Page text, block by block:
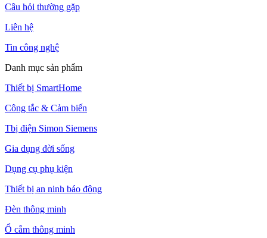
Câu hỏi thường gặp
Liên hệ
Tin công nghệ
Danh mục sản phẩm
Thiết bị SmartHome
Công tắc & Cảm biến
Tbị điện Simon Siemens
Gia dụng đời sống
Dụng cụ phụ kiện
Thiết bị an ninh báo động
Đèn thông minh
Ổ cắm thông minh